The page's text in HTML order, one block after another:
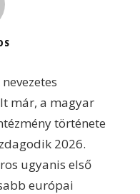
már, a magyar
története
2026.
ugyanis első
európai